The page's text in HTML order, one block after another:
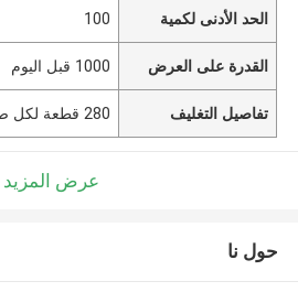
الحد الأدنى لكمية 100
القدرة على العرض 1000 قبل اليوم
تفاصيل التغليف 280 قطعة لكل صندوق
عرض المزيد
حول نا